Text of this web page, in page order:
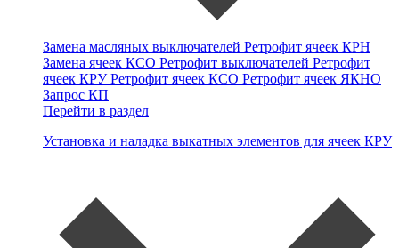
Замена масляных выключателей Ретрофит ячеек КРН
Замена ячеек КСО Ретрофит выключателей Ретрофит
ячеек КРУРетрофит ячеек КСО Ретрофит ячеек ЯКНО
Запрос КП
Перейти в раздел
Установка и наладка выкатных элементов для ячеек КРУ